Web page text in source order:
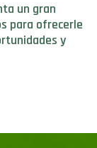
un gran
para ofrecerle
y